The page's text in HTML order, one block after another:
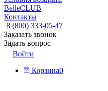
BelleCLUB
Контакты
8 (800) 333-05-47
Заказать звонок
Задать вопрос
Войти
Корзина0